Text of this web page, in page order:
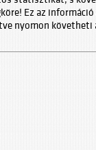
Ez az
nyomon követheti